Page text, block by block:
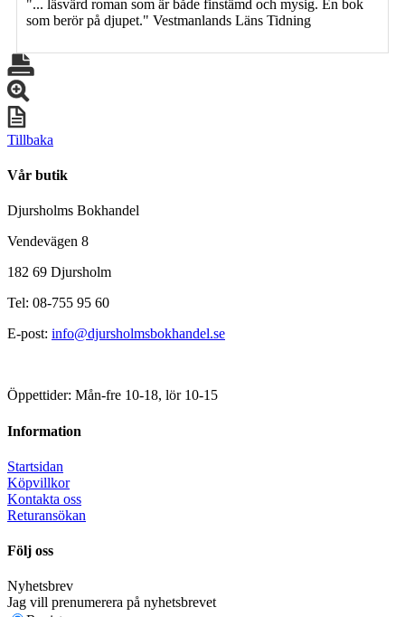
"... läsvärd roman som är både finstämd och mysig. En bok
som berör på djupet." Vestmanlands Läns Tidning
Tillbaka
Vår butik
Djursholms Bokhandel
Vendevägen 8
182 69 Djursholm
Tel: 08-755 95 60
E-post: info@djursholmsbokhandel.se
Öppettider: Mån-fre 10-18, lör 10-15
Information
Startsidan
Köpvillkor
Kontakta oss
Returansökan
Följ oss
Nyhetsbrev
Jag vill prenumerera på nyhetsbrevet